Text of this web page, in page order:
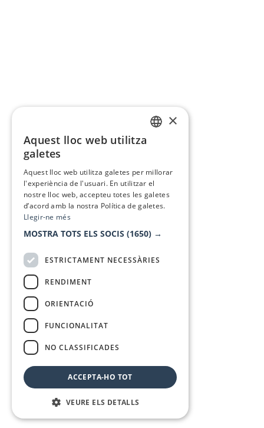
×
Aquest lloc web utilitza
galetes
Aquest lloc web utilitza galetes per millorar
l'experiència de l'usuari. En utilitzar el
nostre lloc web, accepteu totes les galetes
d’acord amb la nostra Política de galetes.
Llegir-ne més
MOSTRA TOTS ELS SOCIS (1650) →
ESTRICTAMENT NECESSÀRIES
RENDIMENT
ORIENTACIÓ
FUNCIONALITAT
NO CLASSIFICADES
ACCEPTA-HO TOT
VEURE ELS DETALLS